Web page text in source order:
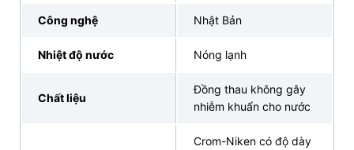
Đóng gói cẩn thận,
vận chuyển miễn phí
Giá thành cạnh tranh, hỗ trợ trả góp 0% lãi suất
Chuyên viên tư vấn nhiệt tình, hỗ trợ 24/7
Công nghệ Nhật Bản
Nhiệt độ nước Nóng lạnh
Chất liệu
Đồng thau không gây
nhiễm khuẩn cho nước
Crom-Niken có độ dày